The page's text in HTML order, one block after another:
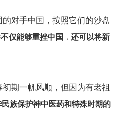
对手中国，按照它们的沙盘
仅能够重挫中国，还可以将新
期一帆风顺，但因为有老祖
民族保护神中医药和特殊时期的